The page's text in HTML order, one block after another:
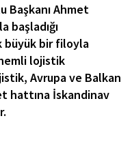
Başkanı Ahmet
başladığı
büyük bir filoyla
lojistik
Avrupa ve Balkan
hattına İskandinav